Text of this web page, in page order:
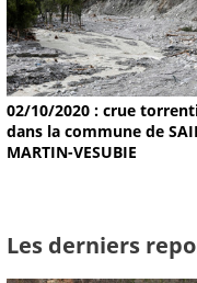
02/10/2020 : crue
dans la commune de
MARTIN-VESUBIE
Les derniers